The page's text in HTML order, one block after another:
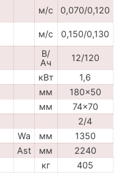
м/с
0,070/0,120
м/с 0,150/0,130
В/
Ач
12/120
кВт
1,6
мм
180x50
мм
74x70
2/4
Wa мм
1350
Ast мм
2240
кг 405